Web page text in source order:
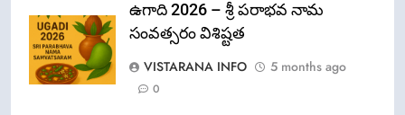
ఉగాది 2026 – శ్రీ పరాభవ నామ
సంవత్సరం విశిష్టత
VISTARANA INFO
5 months ago
0